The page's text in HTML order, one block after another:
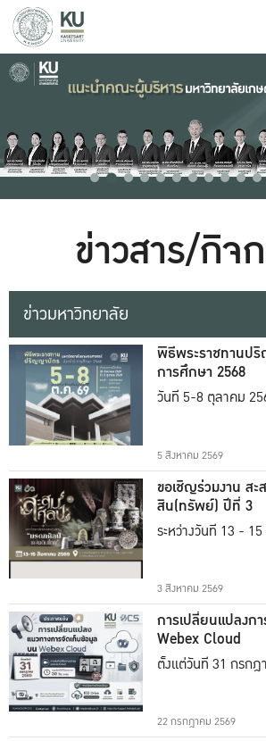
ข่าวสาร/กิจ
ข่าวมหาวิทยาลัย
พิธีพระราชทานป
การศึกษา 2568
วันที่ 5-8 ตุลาคม
5 สิงหาคม 2569
ขอเชิญร่วมงาน ส
สิน(ทรัพย์) ปีที่ 3
ระหว่างวันที่ 13 -
3 สิงหาคม 2569
การเปลี่ยนแปลงก
Webex Cloud
ตั้งแต่วันที่ 31 กรกฎ
22 กรกฎาคม 2569